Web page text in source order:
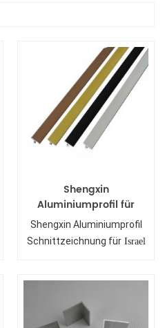
Shengxin
Aluminiumprofil für
Israel
Shengxin Aluminiumprofil
Schnittzeichnung fürIsrael